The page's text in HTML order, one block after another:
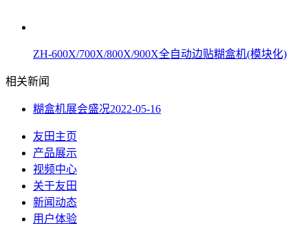
ZH-600X/700X/800X/900X全自动边贴糊盒机(模块化)
相关新闻
糊盒机展会盛况2022-05-16
友田主页
产品展示
视频中心
关于友田
新闻动态
用户体验